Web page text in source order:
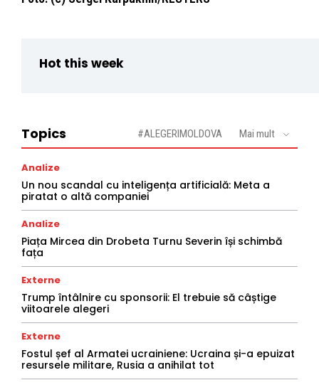
Hot this week
Topics #ALEGERIMOLDOVA Mai mult
Analize
Un nou scandal cu inteligența artificială: Meta a
piratat o altă companiei
Analize
Piața Mircea din Drobeta Turnu Severin își schimbă
fața
Externe
Trump întâlnire cu sponsorii: El trebuie să câștige
viitoarele alegeri
Externe
Fostul șef al Armatei ucrainiene: Ucraina și-a epuizat
resursele militare, Rusia a anihilat tot